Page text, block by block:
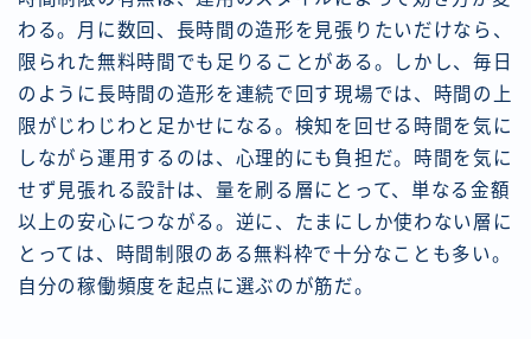
わる。月に数回、長時間の造形を見張りたいだけなら、
限られた無料時間でも足りることがある。しかし、毎日
のように長時間の造形を連続で回す現場では、時間の上
限がじわじわと足かせになる。検知を回せる時間を気に
しながら運用するのは、心理的にも負担だ。時間を気に
せず見張れる設計は、量を刷る層にとって、単なる金額
以上の安心につながる。逆に、たまにしか使わない層に
とっては、時間制限のある無料枠で十分なことも多い。
自分の稼働頻度を起点に選ぶのが筋だ。